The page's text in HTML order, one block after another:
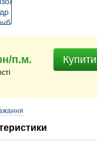
п.м. Купити